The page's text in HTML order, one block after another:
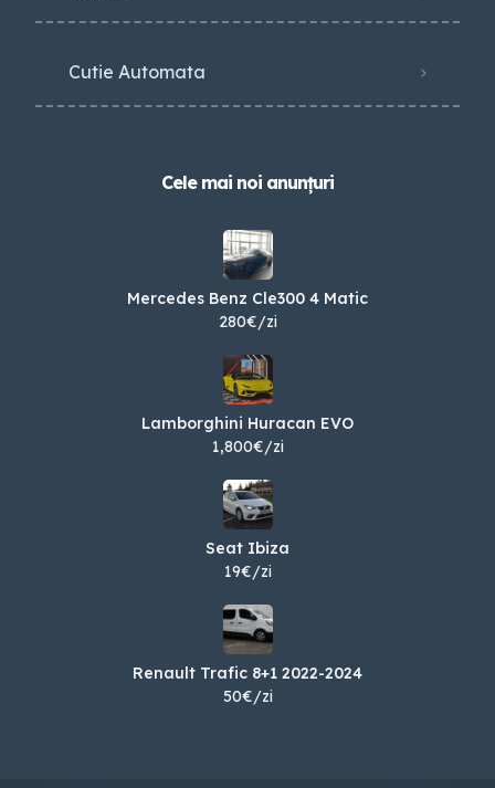
Cutie Automata
Cele mai noi anunțuri
Mercedes Benz Cle300 4 Matic
280€/zi
Lamborghini Huracan EVO
1,800€/zi
Seat Ibiza
19€/zi
Renault Trafic 8+1 2022-2024
50€/zi